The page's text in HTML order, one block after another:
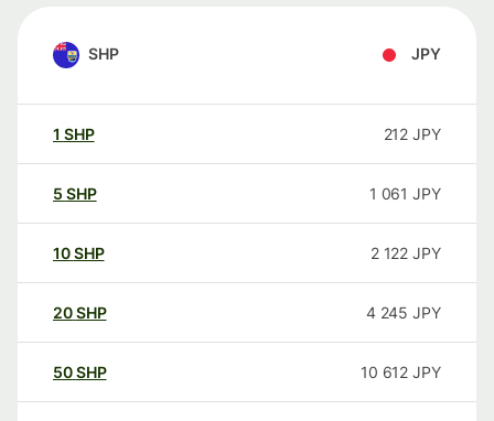
SHP JPY
1 SHP 212 JPY
5 SHP 1 061 JPY
10SHP 2 122 JPY
20SHP 4 245 JPY
50SHP 10 612 JPY